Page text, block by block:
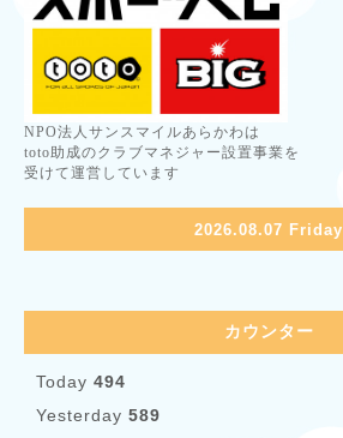
NPO法人サンスマイルあらかわは
toto助成のクラブマネジャー設置事業を
受けて運営しています
2026.08.07 Friday
カウンター
Today 494
Yesterday 589